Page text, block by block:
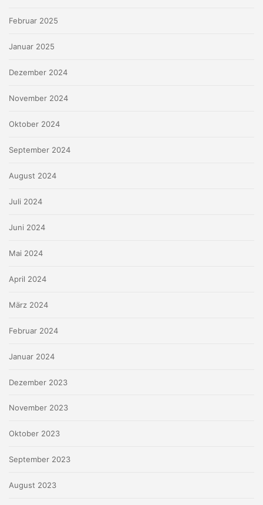
Februar 2025
Januar 2025
Dezember 2024
November 2024
Oktober 2024
September 2024
August 2024
Juli 2024
Juni 2024
Mai 2024
April 2024
März 2024
Februar 2024
Januar 2024
Dezember 2023
November 2023
Oktober 2023
September 2023
August 2023